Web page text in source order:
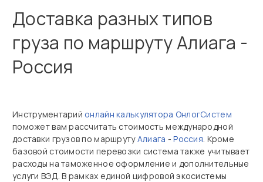
Доставка разных типов
груза по маршруту Алиага -
Россия
Инструментарий онлайн калькулятора ОнлогСистем
поможет вам рассчитать стоимость международной
доставки грузов по маршрутуАлиага -Россия. Кроме
базовой стоимости перевозки система также учитывает
расходы на таможенное оформление и дополнительные
услуги ВЭД. В рамках единой цифровой экосистемы